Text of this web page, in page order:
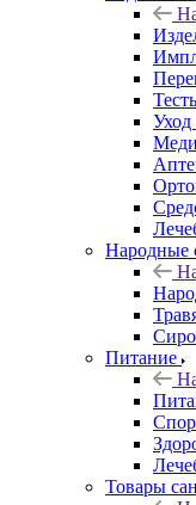
Уход
Народные
Питание
Товары